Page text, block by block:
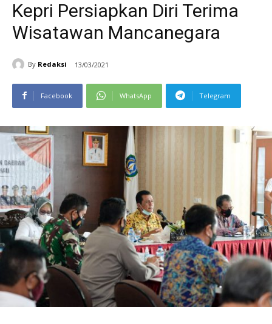
Kepri Persiapkan Diri Terima
Wisatawan Mancanegara
By Redaksi 13/03/2021
Facebook WhatsApp Telegram